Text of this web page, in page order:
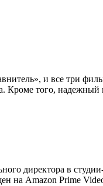
и все три
того, надежный
директора в
на Amazon Prime